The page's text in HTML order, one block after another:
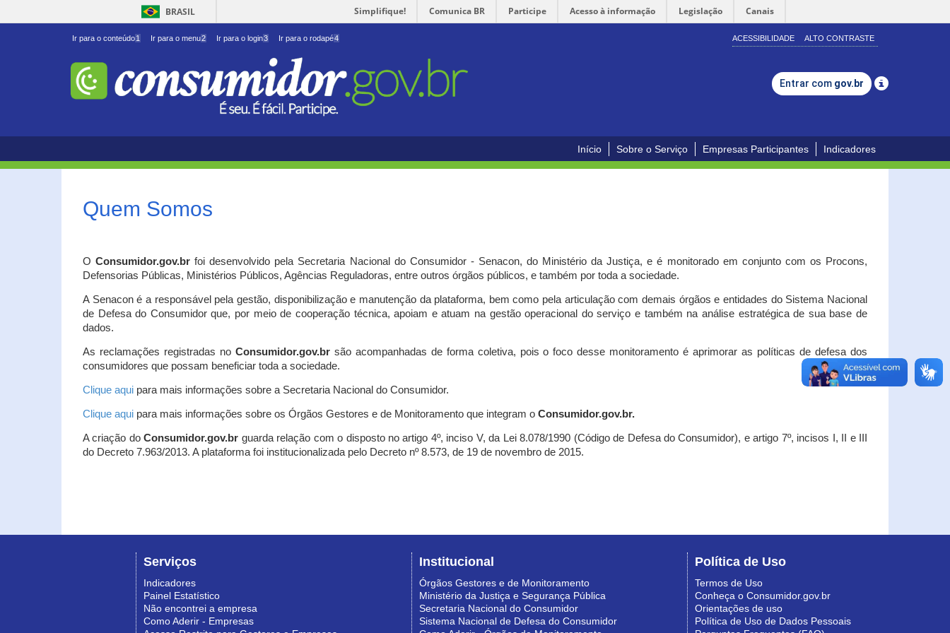
BRASIL Simplifique! Comunica BR Participe Acesso à informação Legislação Canais
Ir para o conteúdo1 Ir para o menu2 Ir para o login3 Ir para o rodapé4 ACESSIBILIDADE ALTO CONTRASTE
Entrar com gov.br
Início Sobre o Serviço Empresas Participantes Indicadores
Quem Somos
OConsumidor.gov.br foi desenvolvido pela Secretaria Nacional do Consumidor - Senacon, do Ministério da Justiça, e é monitorado em conjunto com os Procons,
Defensorias Públicas, Ministérios Públicos, Agências Reguladoras, entre outros órgãos públicos, e também por toda a sociedade.
A Senacon é a responsável pela gestão, disponibilização e manutenção da plataforma, bem como pela articulação com demais órgãos e entidades do Sistema Nacional
de Defesa do Consumidor que, por meio de cooperação técnica, apoiam e atuam na gestão operacional do serviço e também na análise estratégica de sua base de
dados.
As reclamações registradas no Consumidor.gov.brsão acompanhadas de forma coletiva, pois o foco desse monitoramento é aprimorar as políticas de defesa dos
consumidores que possam beneficiar toda a sociedade.
Clique aqui para mais informações sobre a Secretaria Nacional do Consumidor.
Clique aqui para mais informações sobre os Órgãos Gestores e de Monitoramento que integram o Consumidor.gov.br.
A criação doConsumidor.gov.br guarda relação com o disposto no artigo 4º, inciso V, da Lei 8.078/1990 (Código de Defesa do Consumidor), e artigo 7º, incisos I, II e III
do Decreto 7.963/2013. A plataforma foi institucionalizada pelo Decreto nº 8.573, de 19 de novembro de 2015.
Serviços
Indicadores
Painel Estatístico
Não encontrei a empresa
Como Aderir - Empresas
Institucional
Órgãos Gestores e de Monitoramento
Ministério da Justiça e Segurança Pública
Secretaria Nacional do Consumidor
Sistema Nacional de Defesa do Consumidor
Política de Uso
Termos de Uso
Conheça o Consumidor.gov.br
Orientações de uso
Política de Uso de Dados Pessoais